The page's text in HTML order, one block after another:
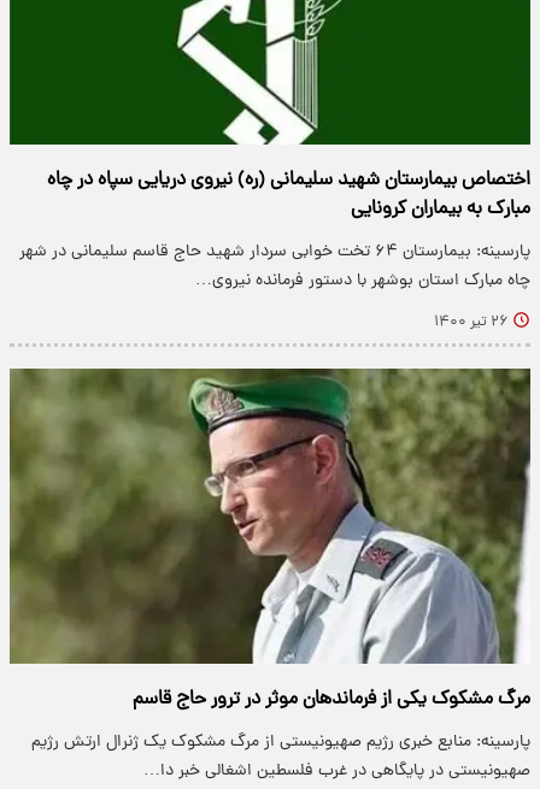
اختصاص بیمارستان شهید سلیمانی (ره) نیروی دریایی سپاه در چاه
مبارک به بیماران کرونایی
پارسینه: بیمارستان ۶۴ تخت خوابی سردار شهید حاج قاسم سلیمانی در شهر
چاه مبارک استان بوشهر با دستور فرمانده نیروی…
۲۶ تیر ۱۴۰۰
مرگ مشکوک یکی از فرماندهان موثر در ترور حاج قاسم
پارسینه: منابع خبری رژیم صهیونیستی از مرگ مشکوک یک ژنرال ارتش رژیم
صهیونیستی در پایگاهی در غرب فلسطین اشغالی خبر دا…